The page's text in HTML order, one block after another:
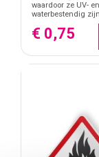
waardoor ze UV- en
waterbestendig
€ 0,75